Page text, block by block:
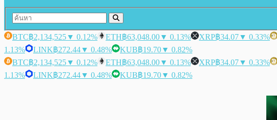
BTC฿2,134,525▼ 0.12% ETH฿63,048.00▼ 0.13% XRP฿34.07▼ 0.33%
1.13%
LINK฿272.44▼ 0.48% KUB฿19.70▼ 0.82%
BTC฿2,134,525▼ 0.12% ETH฿63,048.00▼ 0.13% XRP฿34.07▼ 0.33%
1.13%
LINK฿272.44▼ 0.48% KUB฿19.70▼ 0.82%